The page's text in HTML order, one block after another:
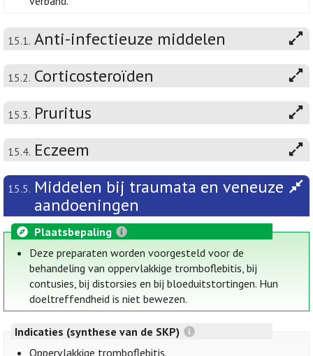
15.1. Anti-infectieuze middelen
15.2. Corticosteroïden
15.3. Pruritus
15.4. Eczeem
15.5. Middelen bij traumata en veneuze
aandoeningen
Plaatsbepaling
Deze preparaten worden voorgesteld voor de
behandeling van oppervlakkige tromboflebitis, bij
contusies, bij distorsies en bij bloeduitstortingen. Hun
doeltreffendheid is niet bewezen.
Indicaties (synthese van de SKP)
Oppervlakkige tromboflebitis.